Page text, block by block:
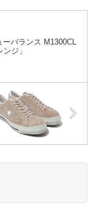
バランス M1300CL
ジ」